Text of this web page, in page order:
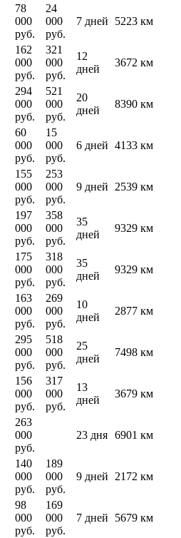
78
000
руб.
24
000
руб.
7 дней 5223 км
162
000
руб.
321
000
руб.
12
дней
3672 км
294
000
руб.
521
000
руб.
20
дней
8390 км
60
000
руб.
15
000
руб.
6 дней 4133 км
155
000
руб.
253
000
руб.
9 дней 2539 км
197
000
руб.
358
000
руб.
35
дней
9329 км
175
000
руб.
318
000
руб.
35
дней
9329 км
163
000
руб.
269
000
руб.
10
дней
2877 км
295
000
руб.
518
000
руб.
25
дней
7498 км
156
000
руб.
317
000
руб.
13
дней
3679 км
263
000
руб.
23 дня 6901 км
140
000
руб.
189
000
руб.
9 дней 2172 км
98
000
руб.
169
000
руб.
7 дней 5679 км